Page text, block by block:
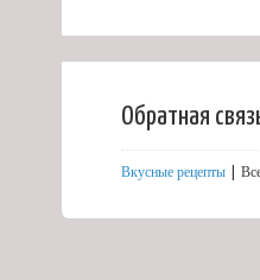
Обратная
Вкусные рецепты |